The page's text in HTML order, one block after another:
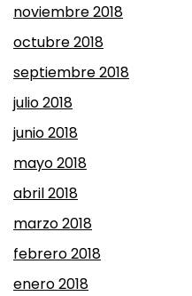
noviembre 2018
octubre 2018
septiembre 2018
julio 2018
junio 2018
mayo 2018
abril 2018
marzo 2018
febrero 2018
enero 2018